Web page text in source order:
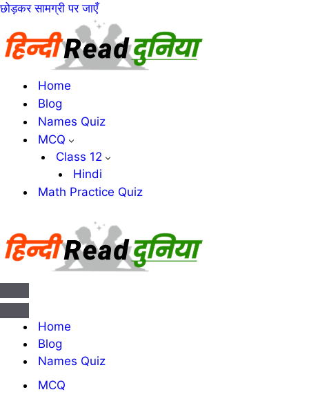
छोड़कर सामग्री पर जाएँ
Home
Blog
Names Quiz
MCQ
Class 12
Hindi
Math Practice Quiz
संचालन
सूची
संचालन
Home
Blog
Names Quiz
MCQ